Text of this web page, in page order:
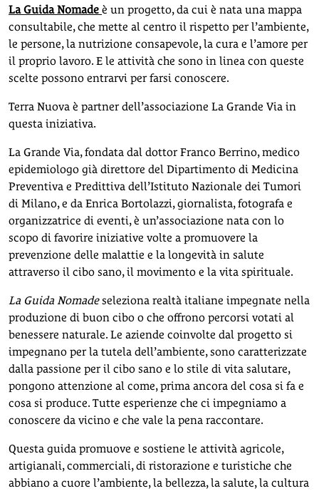
La Guida Nomade è un progetto, da cui è nata una mappa
consultabile, che mette al centro il rispetto per l’ambiente,
le persone, la nutrizione consapevole, la cura e l’amore per
il proprio lavoro. E le attività che sono in linea con queste
scelte possono entrarvi per farsi conoscere.
Terra Nuova è partner dell’associazione La Grande Via in
questa iniziativa.
La Grande Via, fondata dal dottor Franco Berrino, medico
epidemiologo già direttore del Dipartimento di Medicina
Preventiva e Predittiva dell’Istituto Nazionale dei Tumori
di Milano, e da Enrica Bortolazzi, giornalista, fotografa e
organizzatrice di eventi, è un’associazione nata con lo
scopo di favorire iniziative volte a promuovere la
prevenzione delle malattie e la longevità in salute
attraverso il cibo sano, il movimento e la vita spirituale.
La Guida Nomadeseleziona realtà italiane impegnate nella
produzione di buon cibo o che offrono percorsi votati al
benessere naturale. Le aziende coinvolte dal progetto si
impegnano per la tutela dell’ambiente, sono caratterizzate
dalla passione per il cibo sano e lo stile di vita salutare,
pongono attenzione al come, prima ancora del cosa si fa e
cosa si produce. Tutte esperienze che ci impegniamo a
conoscere da vicino e che vale la pena raccontare.
Questa guida promuove e sostiene le attività agricole,
artigianali, commerciali, di ristorazione e turistiche che
abbiano a cuore l’ambiente, la bellezza, la salute, la cultura